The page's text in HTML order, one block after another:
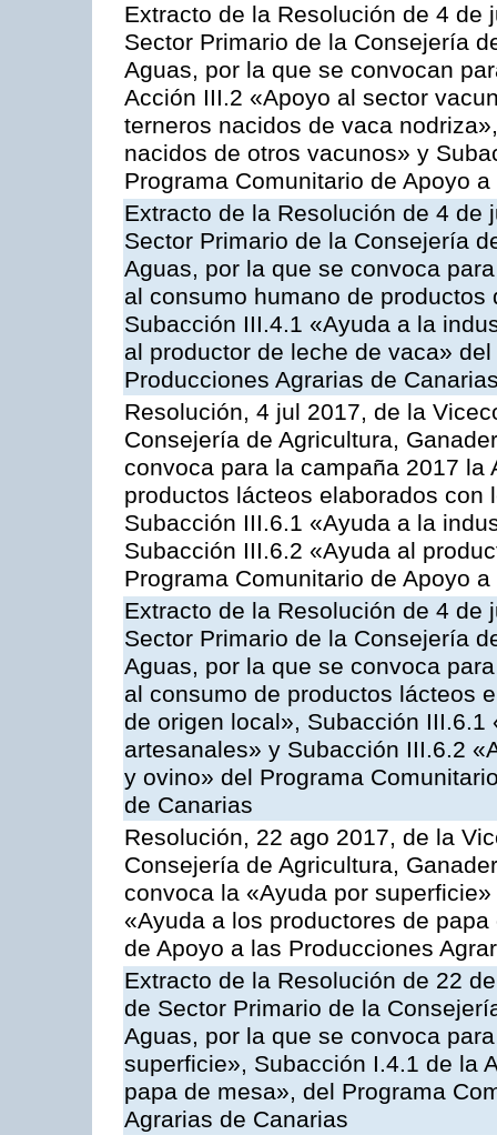
Extracto de la Resolución de 4
Sector Primario de la Consejería
Aguas, por la que se convocan
Acción III.2 «Apoyo al sector
terneros nacidos de vaca
nacidos de otros vacunos» y
Programa Comunitario de Apoyo
Extracto de la Resolución de 4
Sector Primario de la Consejería
Aguas, por la que se convoca
al consumo humano de
Subacción III.4.1 «Ayuda a la
al productor de leche de vaca»
Producciones Agrarias de
Resolución, 4 jul 2017, de la
Consejería de Agricultura,
convoca para la campaña 2017
productos lácteos elaborados
Subacción III.6.1 «Ayuda a la
Subacción III.6.2 «Ayuda al
Programa Comunitario de Apoyo
Extracto de la Resolución de 4
Sector Primario de la Consejería
Aguas, por la que se convoca
al consumo de productos lácteos
de origen local», Subacción
artesanales» y Subacción III.6.2
y ovino» del Programa
de Canarias
Resolución, 22 ago 2017, de la
Consejería de Agricultura,
convoca la «Ayuda por
«Ayuda a los productores de
de Apoyo a las Producciones
Extracto de la Resolución de 22
de Sector Primario de la
Aguas, por la que se convoca
superficie», Subacción I.4.1 de la
papa de mesa», del Programa
Agrarias de Canarias